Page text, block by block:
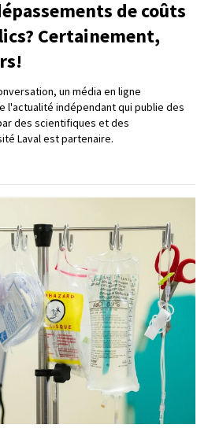
de coûts
Certainement,
un média en ligne
l'actualité indépendant qui publie des
des scientifiques et des
Laval est partenaire.